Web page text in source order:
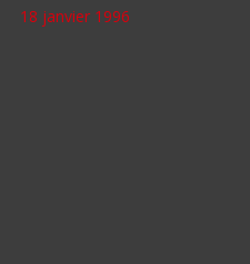
18 janvier 1996